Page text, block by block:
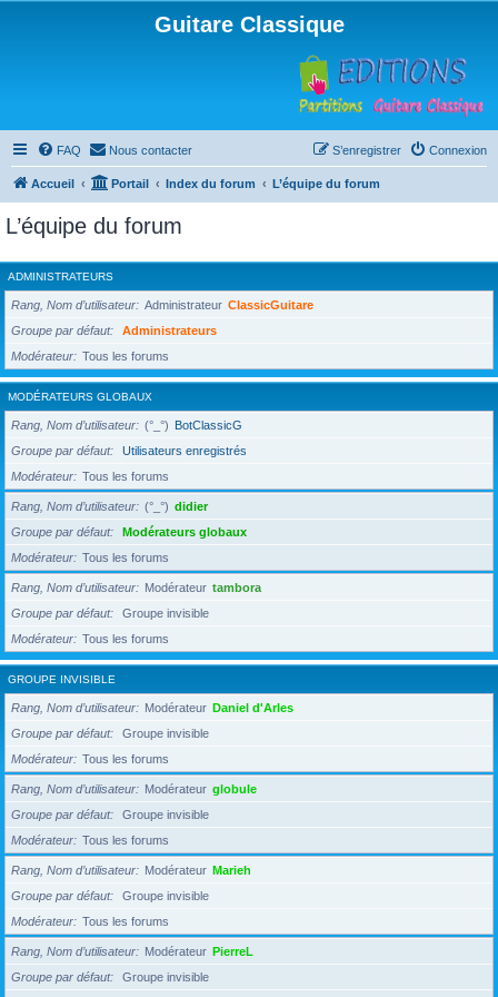
Guitare Classique
FAQ Nous contacter Connexion
S’enregistrer
Accueil Portail Index du forum L’équipe du forum
L’équipe du forum
ADMINISTRATEURS
Rang, Nom d’utilisateur Administrateur ClassicGuitare
Groupe par défaut
Administrateurs
Modérateur
Tous les forums
MODÉRATEURS GLOBAUX
Rang, Nom d’utilisateur (°_°) BotClassicG
Groupe par défaut
Utilisateurs enregistrés
Modérateur
Tous les forums
Rang, Nom d’utilisateur (°_°) didier
Groupe par défaut
Modérateurs globaux
Modérateur
Tous les forums
Rang, Nom d’utilisateur Modérateur tambora
Groupe par défaut
Groupe invisible
Modérateur
Tous les forums
GROUPE INVISIBLE
Rang, Nom d’utilisateur Modérateur Daniel d'Arles
Groupe par défaut
Groupe invisible
Modérateur
Tous les forums
Rang, Nom d’utilisateur Modérateur globule
Groupe par défaut
Groupe invisible
Modérateur
Tous les forums
Rang, Nom d’utilisateur Modérateur Marieh
Groupe par défaut
Groupe invisible
Modérateur
Tous les forums
Rang, Nom d’utilisateur Modérateur PierreL
Groupe par défaut
Groupe invisible